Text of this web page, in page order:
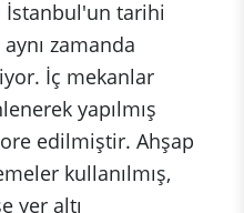
İstanbul'un tarihi
zamanda
İç mekanlar
yapılmış
edilmiştir. Ahşap
kullanılmış,
yer altı